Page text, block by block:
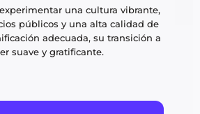
una cultura vibrante,
públicos y una alta calidad de
adecuada, su transición a
suave y gratificante.